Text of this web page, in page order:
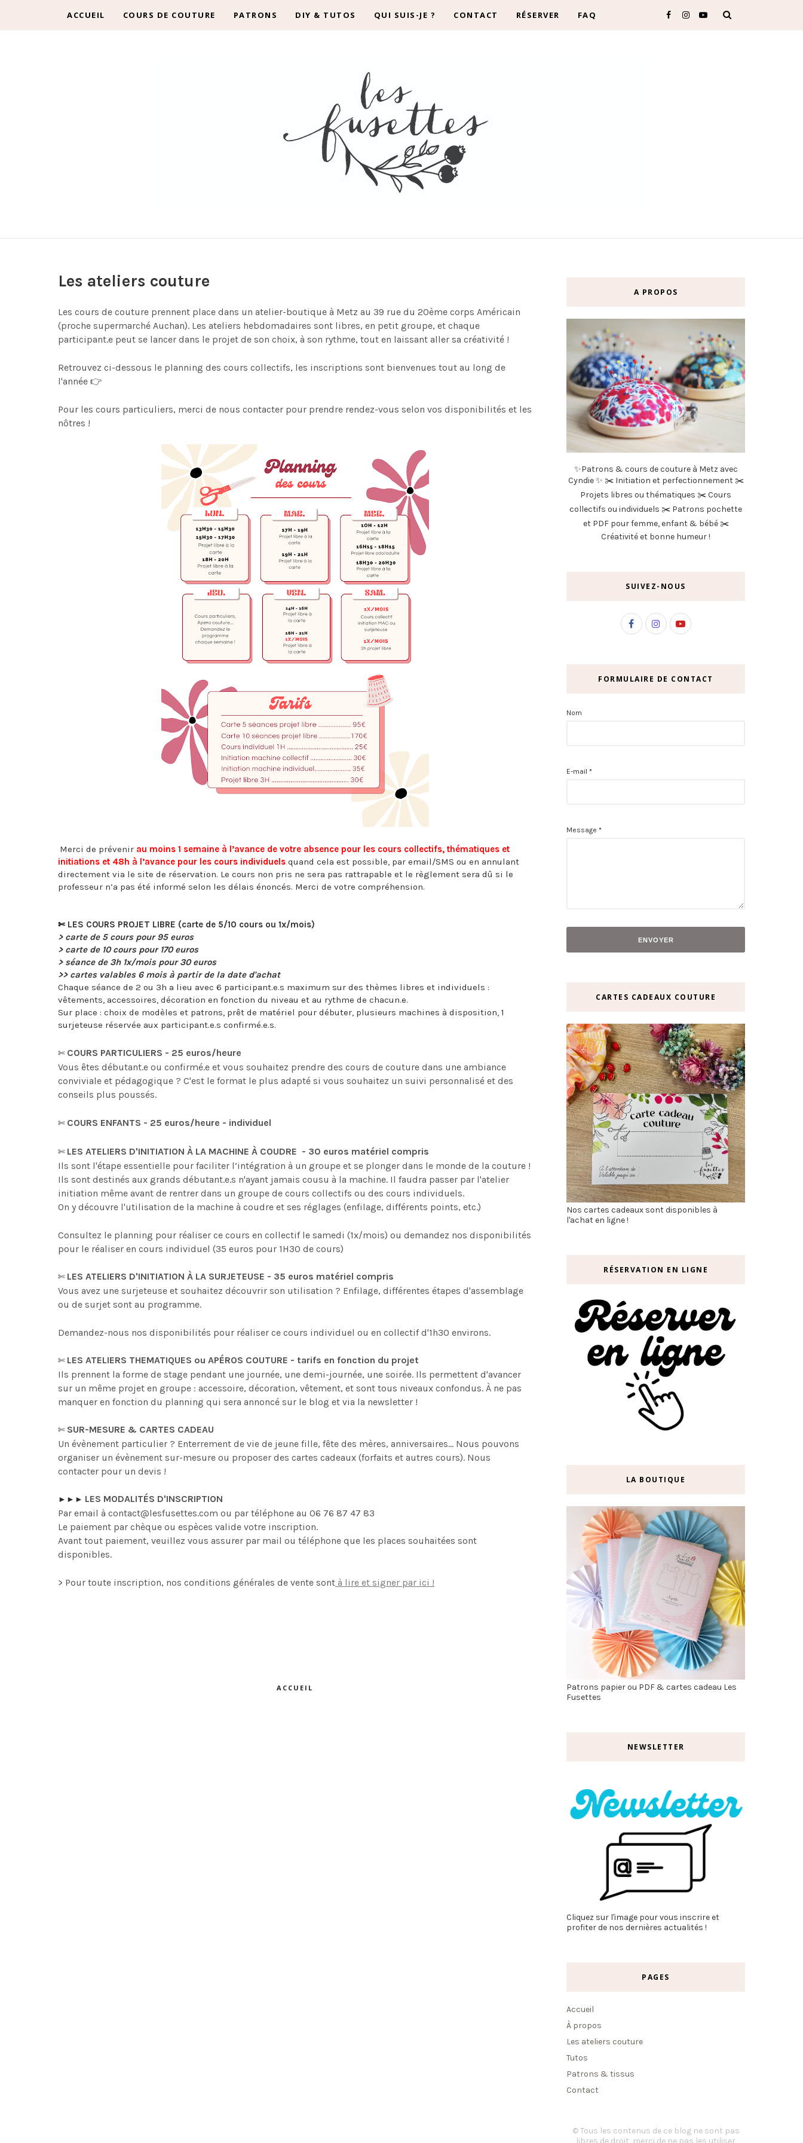
ACCUEIL COURS DE COUTURE PATRONS DIY & TUTOS QUI SUIS-JE ? CONTACT RÉSERVER FAQ
Les ateliers couture
Les cours de couture prennent place dans un atelier-boutique à Metz au 39 rue du 20ème corps Américain
(proche supermarché Auchan). Les ateliers hebdomadaires sont libres, en petit groupe, et chaque
participant.e peut se lancer dans le projet de son choix, à son rythme, tout en laissant aller sa créativité !
Retrouvez ci-dessous le planning des cours collectifs, les inscriptions sont bienvenues tout au long de
l'année 👉
Pour les cours particuliers, merci de nous contacter pour prendre rendez-vous selon vos disponibilités et les
nôtres !
Merci de prévenir au moins 1 semaine à l’avance de votre absence pour les cours collectifs, thématiques et
initiations et 48h à l’avance pour les cours individuels quand cela est possible, par email/SMS ou en annulant
directement via le site de réservation. Le cours non pris ne sera pas rattrapable et le règlement sera dû si le
professeur n’a pas été informé selon les délais énoncés. Merci de votre compréhension.
✄ LES COURS PROJET LIBRE (carte de 5/10 cours ou 1x/mois)
> carte de 5 cours pour 95 euros
> carte de 10 cours pour 170 euros
> séance de 3h 1x/mois pour 30 euros
>> cartes valables 6 mois à partir de la date d'achat
Chaque séance de 2 ou 3h a lieu avec 6 participant.e.s maximum sur des thèmes libres et individuels :
vêtements, accessoires, décoration en fonction du niveau et au rythme de chacun.e.
Sur place : choix de modèles et patrons, prêt de matériel pour débuter, plusieurs machines à disposition, 1
surjeteuse réservée aux participant.e.s confirmé.e.s.
✄ COURS PARTICULIERS - 25 euros/heure
Vous êtes débutant.e ou confirmé.e et vous souhaitez prendre des cours de couture dans une ambiance
conviviale et pédagogique ? C'est le format le plus adapté si vous souhaitez un suivi personnalisé et des
conseils plus poussés.
✄ COURS ENFANTS - 25 euros/heure - individuel
✄ LES ATELIERS D'INITIATION À LA MACHINE À COUDRE - 30 euros matériel compris
Ils sont l'étape essentielle pour faciliter l’intégration à un groupe et se plonger dans le monde de la couture !
Ils sont destinés aux grands débutant.e.s n'ayant jamais cousu à la machine. Il faudra passer par l'atelier
initiation même avant de rentrer dans un groupe de cours collectifs ou des cours individuels.
On y découvre l'utilisation de la machine à coudre et ses réglages (enfilage, différents points, etc.)
Consultez le planning pour réaliser ce cours en collectif le samedi (1x/mois) ou demandez nos disponibilités
pour le réaliser en cours individuel (35 euros pour 1H30 de cours)
✄ LES ATELIERS D'INITIATION À LA SURJETEUSE - 35 euros matériel compris
Vous avez une surjeteuse et souhaitez découvrir son utilisation ? Enfilage, différentes étapes d'assemblage
ou de surjet sont au programme.
Demandez-nous nos disponibilités pour réaliser ce cours individuel ou en collectif d'1h30 environs.
✄ LES ATELIERS THEMATIQUES ou APÉROS COUTURE - tarifs en fonction du projet
Ils prennent la forme de stage pendant une journée, une demi-journée, une soirée. Ils permettent d'avancer
sur un même projet en groupe : accessoire, décoration, vêtement, et sont tous niveaux confondus. À ne pas
manquer en fonction du planning qui sera annoncé sur le blog et via la newsletter !
✄ SUR-MESURE & CARTES CADEAU
Un évènement particulier ? Enterrement de vie de jeune fille, fête des mères, anniversaires... Nous pouvons
organiser un évènement sur-mesure ou proposer des cartes cadeaux (forfaits et autres cours). Nous
contacter pour un devis !
► ► ► LES MODALITÉS D'INSCRIPTION
Par email à contact@lesfusettes.com ou par téléphone au 06 76 87 47 83
Le paiement par chèque ou espèces valide votre inscription.
Avant tout paiement, veuillez vous assurer par mail ou téléphone que les places souhaitées sont
disponibles.
> Pour toute inscription, nos conditions générales de vente sont à lire et signer par ici !
ACCUEIL
A PROPOS
✨Patrons & cours de couture à Metz avec
Cyndie ✨ ✂️ Initiation et perfectionnement ✂️
Projets libres ou thématiques ✂️ Cours
collectifs ou individuels ✂️ Patrons pochette
et PDF pour femme, enfant & bébé ✂️
Créativité et bonne humeur !
SUIVEZ-NOUS
FORMULAIRE DE CONTACT
Nom
E-mail *
Message *
CARTES CADEAUX COUTURE
Nos cartes cadeaux sont disponibles à
l'achat en ligne !
RÉSERVATION EN LIGNE
LA BOUTIQUE
Patrons papier ou PDF & cartes cadeau Les
Fusettes
NEWSLETTER
Cliquez sur l'image pour vous inscrire et
profiter de nos dernières actualités !
PAGES
Accueil
À propos
Les ateliers couture
Tutos
Patrons & tissus
Contact
© Tous les contenus de ce blog ne sont pas
libres de droit, merci de ne pas les utiliser